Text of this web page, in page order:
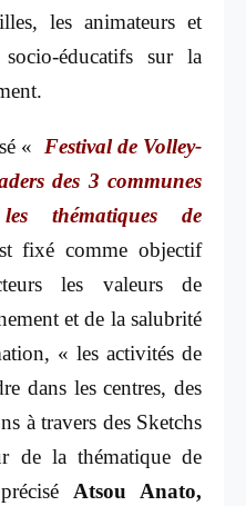
les animateurs et
éducatifs sur la
«
Festival de Volley-
des 3 communes
thématiques de
fixé comme objectif
les valeurs de
et de la salubrité
« les activités de
dans les centres, des
à travers des Sketchs
de la thématique de
Atsou Anato,